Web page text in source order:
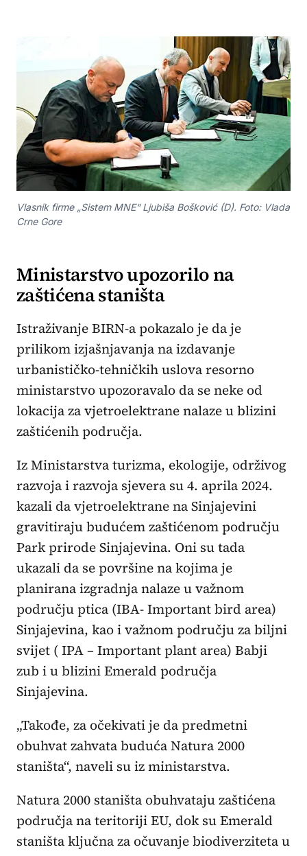
Vlasnik firme „Sistem MNE“ Ljubiša Bošković (D). Foto: Vlada
Crne Gore
Ministarstvo upozorilo na
zaštićena staništa
Istraživanje BIRN-a pokazalo je da je
prilikom izjašnjavanja na izdavanje
urbanističko-tehničkih uslova resorno
ministarstvo upozoravalo da se neke od
lokacija za vjetroelektrane nalaze u blizini
zaštićenih područja.
Iz Ministarstva turizma, ekologije, održivog
razvoja i razvoja sjevera su 4. aprila 2024.
kazali da vjetroelektrane na Sinjajevini
gravitiraju budućem zaštićenom području
Park prirode Sinjajevina. Oni su tada
ukazali da se površine na kojima je
planirana izgradnja nalaze u važnom
području ptica (IBA- Important bird area)
Sinjajevina, kao i važnom području za biljni
svijet ( IPA – Important plant area) Babji
zub i u blizini Emerald područja
Sinjajevina.
„Takođe, za očekivati je da predmetni
obuhvat zahvata buduća Natura 2000
staništa“, naveli su iz ministarstva.
Natura 2000 staništa obuhvataju zaštićena
područja na teritoriji EU, dok su Emerald
staništa ključna za očuvanje biodiverziteta u